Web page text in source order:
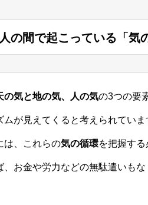
の間で起こっている「気
の気と地の気、人の気の3つの要
ムが見えてくると考えられてい
は、これらの気の循環を把握す
、お金や労力などの無駄遣いも